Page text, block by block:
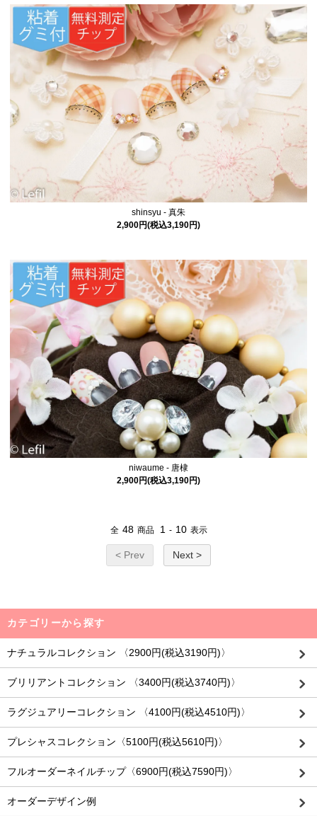
shinsyu - 真朱
2,900円(税込3,190円)
niwaume - 唐棣
2,900円(税込3,190円)
全 48 商品 1 - 10 表示
< Prev Next >
カテゴリーから探す
ナチュラルコレクション 〈2900円(税込3190円)〉
ブリリアントコレクション 〈3400円(税込3740円)〉
ラグジュアリーコレクション 〈4100円(税込4510円)〉
プレシャスコレクション〈5100円(税込5610円)〉
フルオーダーネイルチップ〈6900円(税込7590円)〉
オーダーデザイン例